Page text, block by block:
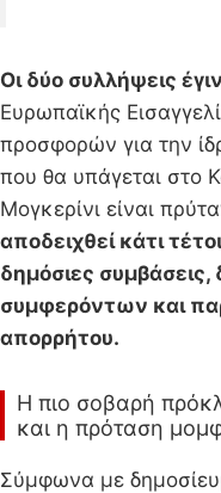
Οι δύο συλλήψεις
Ευρωπαϊκής
προσφορών για την
που θα υπάγεται στο
Μογκερίνι είναι
αποδειχθεί κάτι
δημόσιες
συμφερόντων και
απορρήτου.
Η πιο σοβαρή
και η πρόταση
Σύμφωνα με